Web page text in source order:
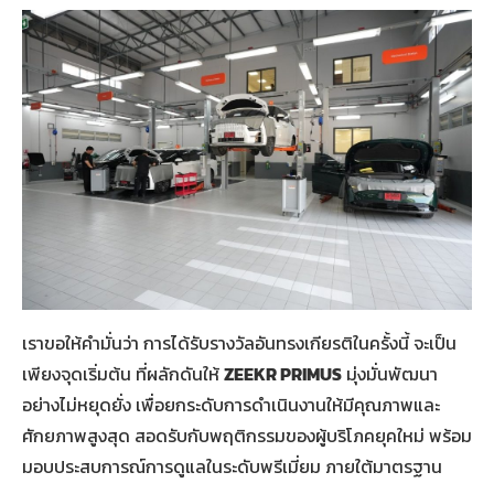
เราขอให้คำมั่นว่า การได้รับรางวัลอันทรงเกียรติในครั้งนี้ จะเป็น
เพียงจุดเริ่มต้น ที่ผลักดันให้ZEEKR PRIMUS มุ่งมั่นพัฒนา
อย่างไม่หยุดยั่ง เพื่อยกระดับการดำเนินงานให้มีคุณภาพและ
ศักยภาพสูงสุด สอดรับกับพฤติกรรมของผู้บริโภคยุคใหม่ พร้อม
มอบประสบการณ์การดูแลในระดับพรีเมี่ยม ภายใต้มาตรฐาน